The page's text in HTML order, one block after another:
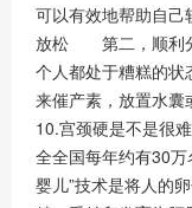
可以有效地帮助自己
放松 第二，顺利分
个人都处于糟糕的
来催产素，放置水囊
10.宫颈硬是不是很
全全国每年约有30万
婴儿”技术是将人的